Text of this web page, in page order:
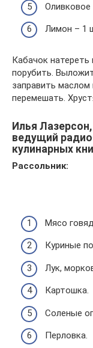
Оливковое
Лимон – 1
Кабачок
порубить.
заправить
перемешать.
Илья
ведущий
кулинарных
Рассольник:
Мясо
Куриные
Лук,
Картошка.
Соленые
Перловка.